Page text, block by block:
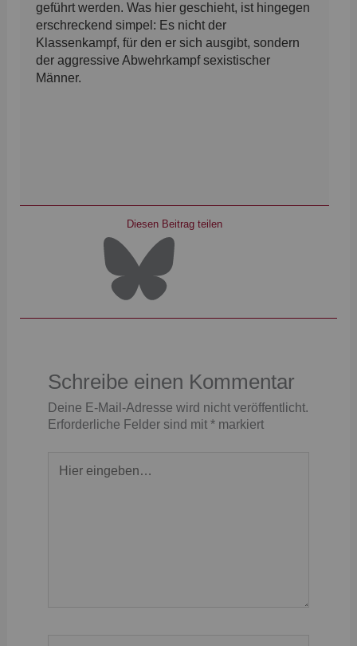
geführt werden. Was hier geschieht, ist hingegen
erschreckend simpel: Es nicht der
Klassenkampf, für den er sich ausgibt, sondern
der aggressive Abwehrkampf sexistischer
Männer.
Diesen Beitrag teilen
Schreibe einen Kommentar
Deine E-Mail-Adresse wird nicht veröffentlicht.
Erforderliche Felder sind mit* markiert
eingeben…